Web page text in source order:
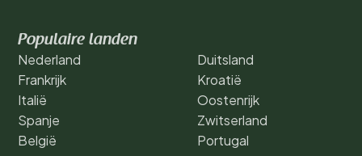
Populaire landen
Nederland
Frankrijk
Italië
Spanje
België
Duitsland
Kroatië
Oostenrijk
Zwitserland
Portugal